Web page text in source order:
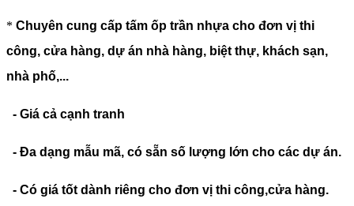
* Chuyên cung cấp tấm ốp trần nhựa cho đơn vị thi
công, cửa hàng, dự án nhà hàng, biệt thự, khách sạn,
nhà phố,...
- Giá cả cạnh tranh
- Đa dạng mẫu mã, có sẵn số lượng lớn cho các dự án.
- Có giá tốt dành riêng cho đơn vị thi công,cửa hàng.